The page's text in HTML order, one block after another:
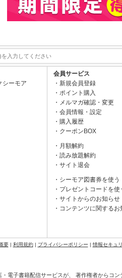
シーモア
会員サービス
新規会員登録
ポイント購入
メルマガ確認・変更
会員情報・設定
購入履歴
クーポンBOX
月額解約
読み放題解約
サイト退会
シーモア図書券を使う
プレゼントコードを使
サイトからのお知らせ
コンテンツに関するお
要| 利用規約| プライバシーポリシー | 情報セキュ
電子書籍配信サービスが、 著作権者からコ